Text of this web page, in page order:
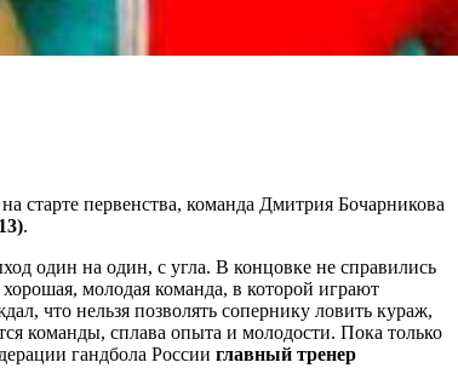
старте первенства, команда Дмитрия Бочарникова
.
один на один, с угла. В концовке не справились
молодая команда, в которой играют
что нельзя позволять сопернику ловить кураж,
команды, сплава опыта и молодости. Пока только
гандбола России главный тренер